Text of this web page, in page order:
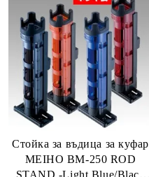
Стойка за въдица за куфар
MEIHO BM-250 ROD
STAND -Light Blue/Black